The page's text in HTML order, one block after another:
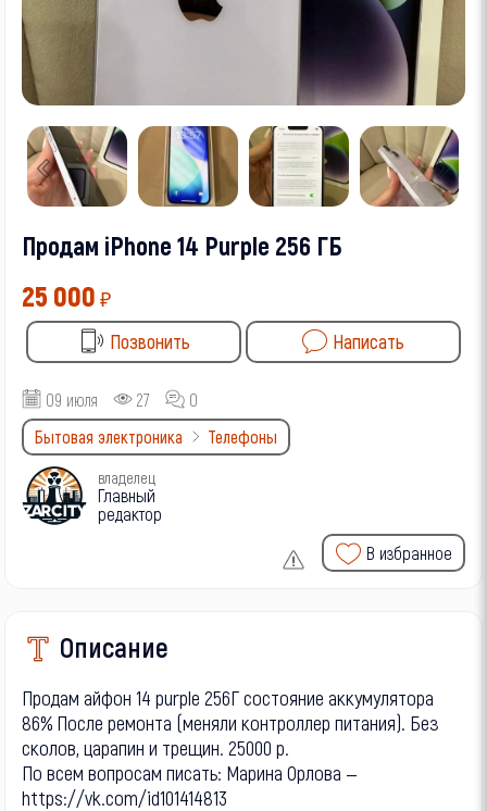
Продам iPhone 14 Purple 256 ГБ
25 000 ₽
Позвонить
Написать
09 июля 27
0
Бытовая электроника
Телефоны
владелец
Главный
редактор
В избранное
Описание
Продам айфон 14 purple 256Г состояние аккумулятора
86% После ремонта (меняли контроллер питания). Без
сколов, царапин и трещин. 25000 р.
По всем вопросам писать: Марина Орлова —
https://vk.com/id101414813